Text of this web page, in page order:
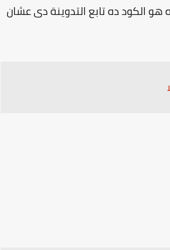
هو الكود ده تابع التدوينة دى عشان